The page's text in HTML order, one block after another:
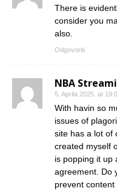
There is
consider you
also.
Odgovoriti
NBA
5. Aprila 2025. at
With havin so
issues of
site has a lot of
created myself
is popping it up
agreement. Do
prevent